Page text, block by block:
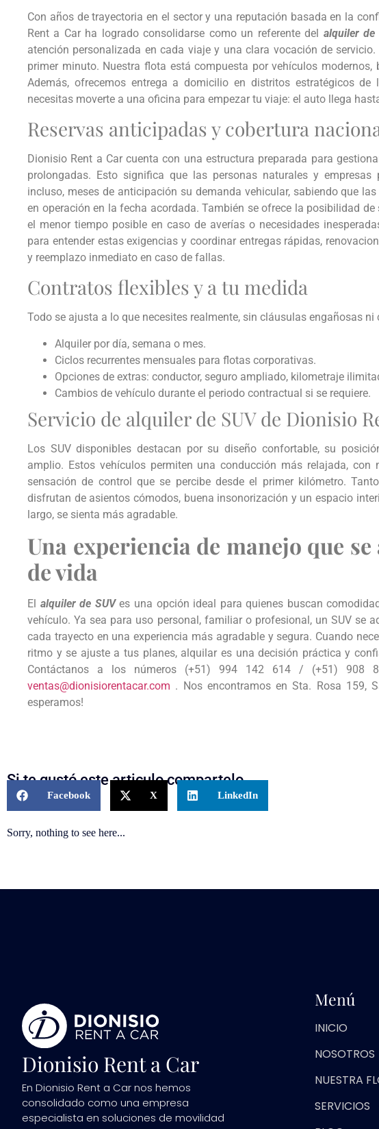
Con años de trayectoria en el sector y una reputación basada en la
Rent a Car ha logrado consolidarse como un referente del alquiler de
atención personalizada en cada viaje y una clara vocación de
primer minuto. Nuestra flota está compuesta por vehículos
Además, ofrecemos entrega a domicilio en distritos estratégicos
necesitas moverte a una oficina para empezar tu viaje: el auto llega
Reservas anticipadas y cobertura
Dionisio Rent a Car cuenta con una estructura preparada para
prolongadas. Esto significa que las personas naturales y
incluso, meses de anticipación su demanda vehicular, sabiendo que
en operación en la fecha acordada. También se ofrece la posibilidad
el menor tiempo posible en caso de averías o necesidades
para entender estas exigencias y coordinar entregas rápidas,
y reemplazo inmediato en caso de fallas.
Contratos flexibles y a tu medida
Todo se ajusta a lo que necesites realmente, sin cláusulas engañosas ni
Alquiler por día, semana o mes.
Ciclos recurrentes mensuales para flotas corporativas.
Opciones de extras: conductor, seguro ampliado, kilometraje
Cambios de vehículo durante el periodo contractual si se requiere.
Servicio de alquiler de SUV de Dionisio
Los SUV disponibles destacan por su diseño confortable, su
amplio. Estos vehículos permiten una conducción más relajada,
sensación de control que se percibe desde el primer kilómetro.
disfrutan de asientos cómodos, buena insonorización y un espacio
largo, se sienta más agradable.
Una experiencia de manejo que
de vida
El alquiler de SUVes una opción ideal para quienes buscan
vehículo. Ya sea para uso personal, familiar o profesional, un SUV se
cada trayecto en una experiencia más agradable y segura. Cuando
ritmo y se ajuste a tus planes, alquilar es una decisión práctica y
Contáctanos a los números (+51) 994 142 614 / (+51) 908
ventas@dionisiorentacar.com .
Nos encontramos en Sta. Rosa 159,
esperamos!
Si te gustó este articulo compartelo
Facebook X LinkedIn
Sorry, nothing to see here...
Dionisio Rent a Car
En Dionisio Rent a Car nos hemos
consolidado como una empresa
especialista en soluciones de movilidad
Menú
INICIO
NOSOTROS
NUESTRA
SERVICIOS